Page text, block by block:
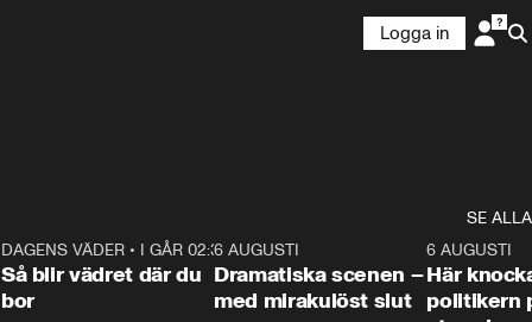
Logga in
SE ALLA
1:06
DAGENS VÄDER• I GÅR 02:30
Så blir vädret där du
bor
0:42
6 AUGUSTI
Dramatiska scenen –
med mirakulöst slut
6 AUGUSTI
Här
politikern